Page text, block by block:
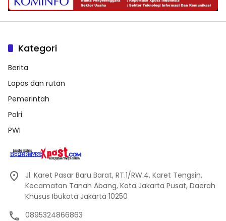
Kategori
Berita
Lapas dan rutan
Pemerintah
Polri
PWI
Jl. Karet Pasar Baru Barat, RT.1/RW.4, Karet Tengsin,
Kecamatan Tanah Abang, Kota Jakarta Pusat, Daerah
Khusus Ibukota Jakarta 10250
0895324866863